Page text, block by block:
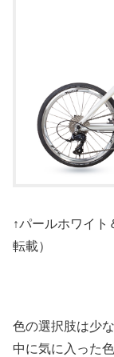
↑パールホワイト
転載）
色の選択肢は少
中に気に入った